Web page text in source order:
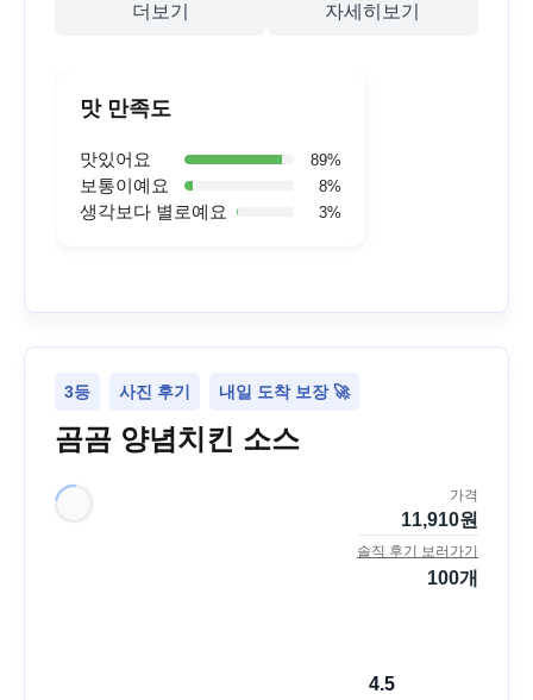
더보기 자세히보기
맛 만족도
맛있어요 89%
보통이예요 8%
생각보다 별로예요 3%
3등 사진 후기 내일 도착 보장 🚀
곰곰 양념치킨 소스
가격
11,910원
솔직 후기 보러가기
100개
4.5